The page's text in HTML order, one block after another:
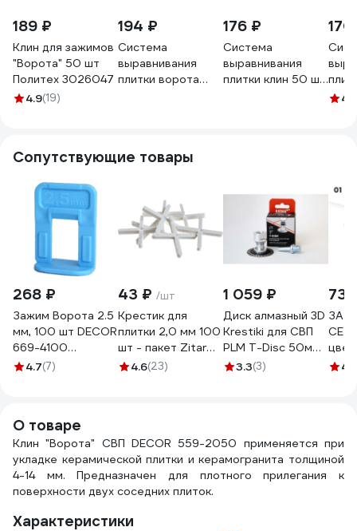
189 ₽
Клин для зажимов
"Ворота" 50 шт
Политех 3026047
4.9(19)
194 ₽
Система
выравнивания
плитки ворота
176 ₽
Система
выравнивания
плитки клин 50 шт
504.6
Сопутствующие товары
268 ₽
Зажим Ворота 2.5
мм, 100 шт DECOR
669-4100
11607196
4.7(7)
43 ₽ /шт
Крестик для
плитки 2,0 мм 100
шт - пакет Zitar
103639
4.6(23)
1 059 ₽
Диск алмазный 3D
Krestiki для СВП
PLM T-Disc 50мм
00-00001722
3.3(3)
СЕ
для4.6
О товаре
Клин "Ворота" СВП DECOR 559-2050 применяется при
укладке керамической плитки и керамогранита толщиной
4-14 мм. Предназначен для плотного прилегания к
поверхности двух соседних плиток.
Характеристики